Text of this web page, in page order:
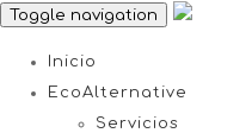
Toggle navigation
Inicio
EcoAlternative
Servicios